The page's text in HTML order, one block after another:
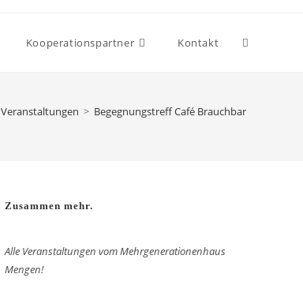
Kooperationspartner Kontakt
Veranstaltungen > Begegnungstreff Café Brauchbar
Zusammen mehr.
Alle Veranstaltungen vom Mehrgenerationenhaus
Mengen!